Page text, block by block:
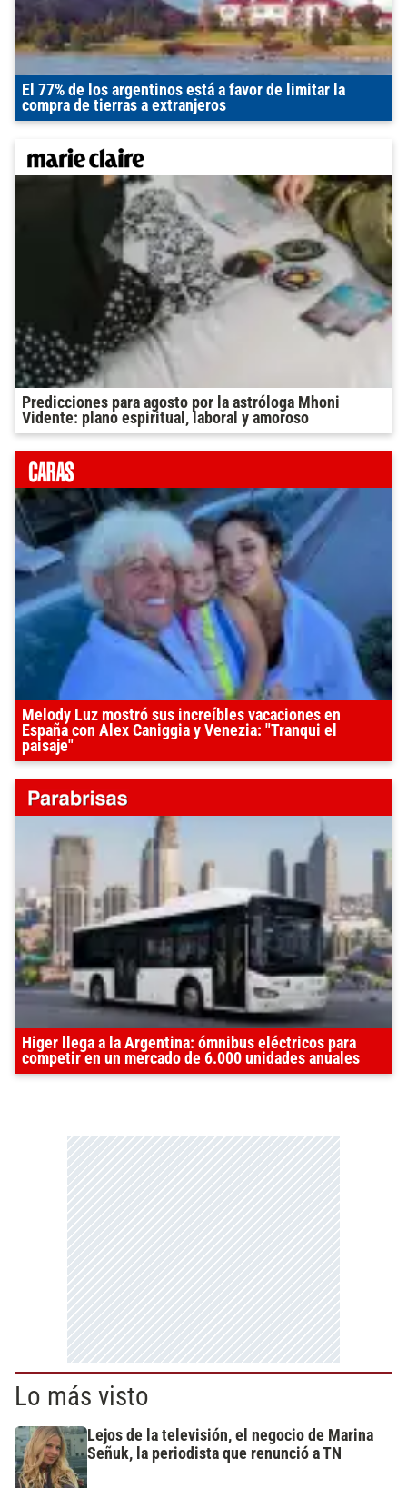
El 77% de los argentinos está a favor de limitar la
compra de tierras a extranjeros
Predicciones para agosto por la astróloga Mhoni
Vidente: plano espiritual, laboral y amoroso
Melody Luz mostró sus increíbles vacaciones en
España con Alex Caniggia y Venezia: "Tranqui el
paisaje"
Higer llega a la Argentina: ómnibus eléctricos para
competir en un mercado de 6.000 unidades anuales
Lo más visto
Lejos de la televisión, el negocio de Marina
Señuk, la periodista que renunció a TN